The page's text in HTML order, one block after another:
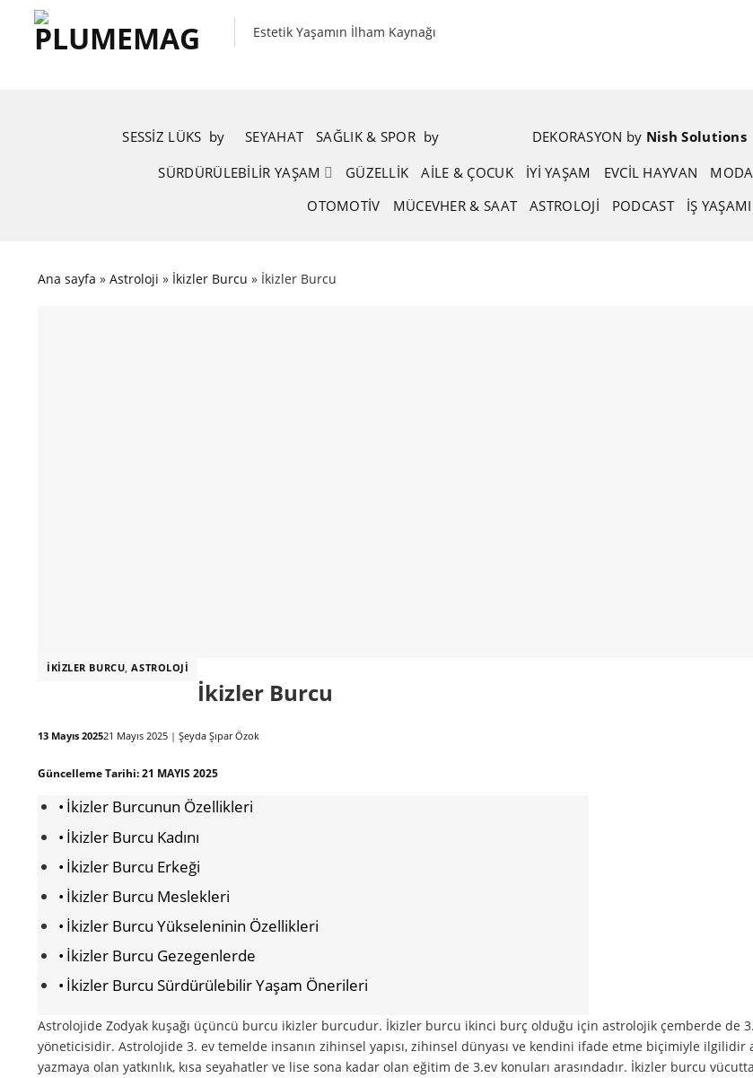
content
Estetik Yaşamın İlham Kaynağı
SESSIZ LÜKS by SEYAHAT SAĞLIK & SPOR by DEKORASYON by Nish Solutions
SÜRDÜRÜLEBILIR YAŞAM
GÜZELLIK AİLE & ÇOCUK İYİ YAŞAM EVCIL HAYVAN MODA
OTOMOTIV
MÜCEVHER & SAAT ASTROLOJI PODCAST İŞ YAŞAMI
Ana sayfa » Astroloji » İkizler Burcu » İkizler Burcu
İKIZLER BURCU ,ASTROLOJI
İkizler Burcu
13 Mayıs 202521 Mayıs 2025 | Şeyda Şıpar Özok
Güncelleme Tarihi:21 MAYIS 2025
İkizler Burcunun Özellikleri
İkizler Burcu Kadını
İkizler Burcu Erkeği
İkizler Burcu Meslekleri
İkizler Burcu Yükseleninin Özellikleri
İkizler Burcu Gezegenlerde
İkizler Burcu Sürdürülebilir Yaşam Önerileri
Astrolojide Zodyak kuşağı üçüncü burcu ikizler burcudur. İkizler burcu ikinci burç olduğu için astrolojik çemberde de
yöneticisidir. Astrolojide 3. ev temelde insanın zihinsel yapısı, zihinsel dünyası ve kendini ifade etme biçimiyle ilgilidir
yazmaya olan yatkınlık, kısa seyahatler ve lise sona kadar olan eğitim de 3.ev konuları arasındadır. İkizler burcu